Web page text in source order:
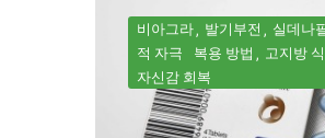
비아그라 발기부전 실데나
적 자극
복용 방법 고지방
자신감 회복